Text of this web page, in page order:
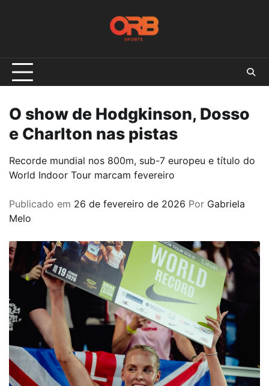
O show de Hodgkinson, Dosso
e Charlton nas pistas
Recorde mundial nos 800m, sub-7 europeu e título do
World Indoor Tour marcam fevereiro
Publicado em 26 de fevereiro de 2026 Por Gabriela
Melo